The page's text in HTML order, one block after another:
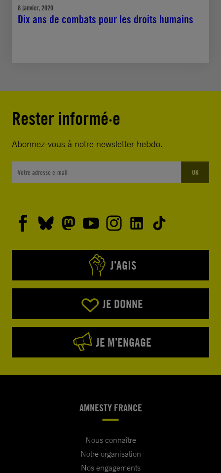
8 janvier, 2020
Dix ans de combats pour les droits humains
Rester informé·e
Abonnez-vous à notre newsletter hebdo.
OK
J’AGIS
JE DONNE
JE M’ENGAGE
AMNESTY FRANCE
Nous connaître
Notre organisation
Nos engagements